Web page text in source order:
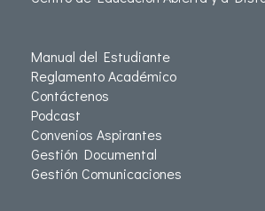
Manual del Estudiante
Reglamento Académico
Contáctenos
Podcast
Convenios Aspirantes
Gestión Documental
Gestión Comunicaciones